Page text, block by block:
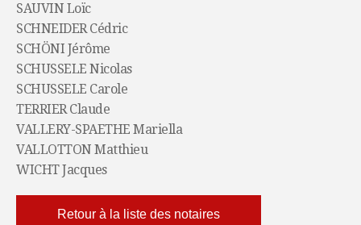
SAUVIN Loïc
SCHNEIDER Cédric
SCHÖNI Jérôme
SCHUSSELE Nicolas
SCHUSSELE Carole
TERRIER Claude
VALLERY-SPAETHE Mariella
VALLOTTON Matthieu
WICHT Jacques
Retour à la liste des notaires